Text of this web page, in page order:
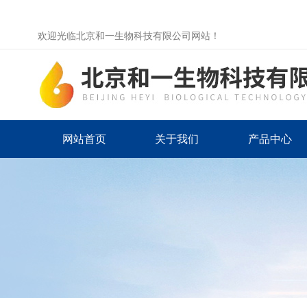
欢迎光临北京和一生物科技有限公司网站！
网站首页 关于我们 产品中心